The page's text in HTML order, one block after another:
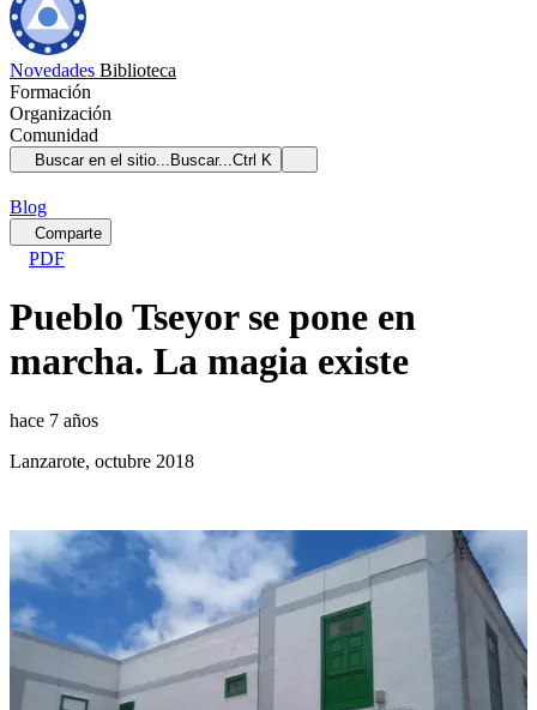
Novedades Biblioteca
Formación
Organización
Comunidad
Buscar en el sitio... Buscar...Ctrl K
Blog
Comparte
PDF
Pueblo Tseyor se pone en
marcha. La magia existe
hace 7 años
Lanzarote, octubre 2018